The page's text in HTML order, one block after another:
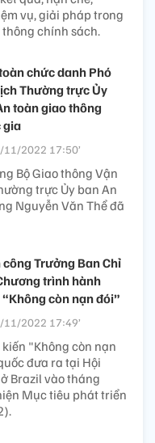
vụ, giải pháp trong
chính sách.
chức danh Phó
Thường trực Ủy
toàn giao thông
gia
11/2022 17:50’
Bộ Giao thông Vận
trực Ủy ban An
Nguyễn Văn Thể đã
công Trưởng Ban Chỉ
trình hành
còn nạn đói”
11/2022 17:49’
"Không còn nạn
đưa ra tại Hội
Brazil vào tháng
Mục tiêu phát triển